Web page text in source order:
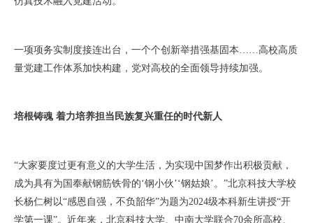
一项项务实制度接连出台，一个个创新举措强基固本……高校高质
量党建工作体系加快构建，党对高校的全面领导持续加强。
培根铸魂 着力培养担当民族复兴重任的时代新人
“大家要度过更有意义的大学生活，为实现中国梦作出积极贡献，
成为具有为国奉献钢筋铁骨的‘钢小伙’‘钢姑娘’。”北京科技大学校
长杨仁树以“感恩自强，不负韶华”为题为2024级本科新生讲授“开
学第一课”。近年来，北京科技大学、中南大学联合70余所高校、